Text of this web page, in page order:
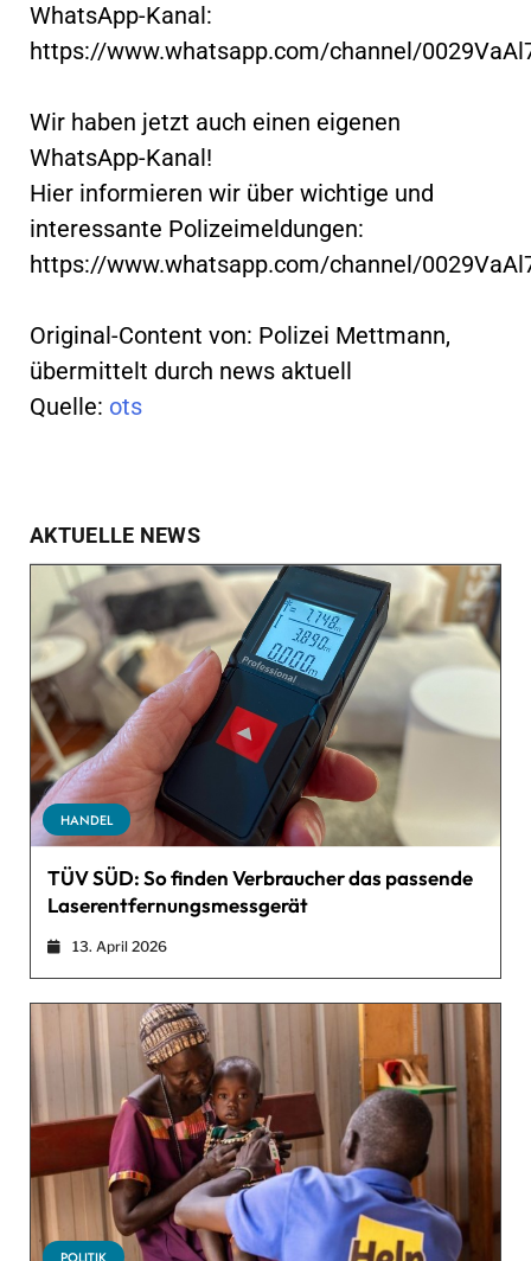
WhatsApp-Kanal:
https://www.whatsapp.com/channel/
Wir haben jetzt auch einen eigenen
WhatsApp-Kanal!
Hier informieren wir über wichtige und
interessante Polizeimeldungen:
https://www.whatsapp.com/channel/
Original-Content von: Polizei Mettmann,
übermittelt durch news aktuell
Quelle: ots
AKTUELLE NEWS
HANDEL
TÜV SÜD: So finden Verbraucher das passende
Laserentfernungsmessgerät
13. April 2026